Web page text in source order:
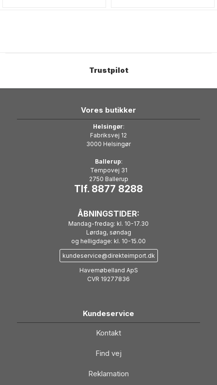
Trustpilot
Vores butikker
Helsingør:
Fabriksvej 12
3000 Helsingør
Ballerup:
Tempovej 31
2750 Ballerup
Tlf. 8877 8288
ÅBNINGSTIDER:
Mandag-fredag: kl. 10-17.30
Lørdag, søndag
og helligdage: kl. 10-15.00
kundeservice@direkteimport.dk
Havemøbelland ApS
CVR 19277836
Kundeservice
Kontakt
Find vej
Reklamation